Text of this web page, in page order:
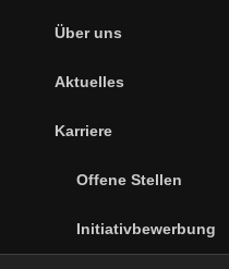
Über uns
Aktuelles
Karriere
Offene Stellen
Initiativbewerbung